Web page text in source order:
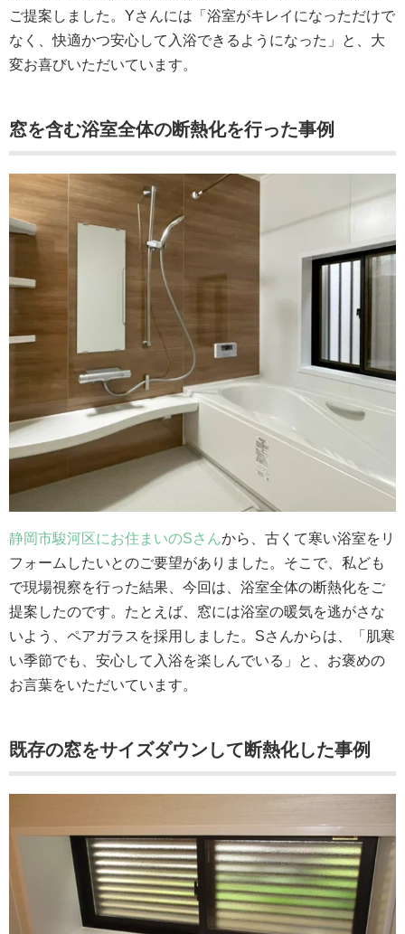
ご提案しました。Yさんには「浴室がキレイになっただけで
なく、快適かつ安心して入浴できるようになった」と、大
変お喜びいただいています。
窓を含む浴室全体の断熱化を行った事例
静岡市駿河区にお住まいのSさんから、古くて寒い浴室をリ
フォームしたいとのご要望がありました。そこで、私ども
で現場視察を行った結果、今回は、浴室全体の断熱化をご
提案したのです。たとえば、窓には浴室の暖気を逃がさな
いよう、ペアガラスを採用しました。Sさんからは、「肌寒
い季節でも、安心して入浴を楽しんでいる」と、お褒めの
お言葉をいただいています。
既存の窓をサイズダウンして断熱化した事例